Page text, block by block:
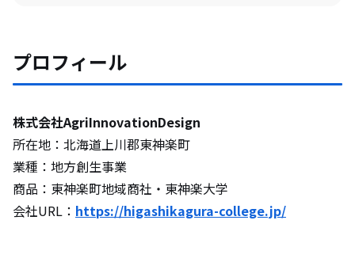
ことを教えて下さい。
て教えてください。
地域の魅力について教えて下さい。
プロフィール
株式会社AgriInnovationDesign
所在地：北海道上川郡東神楽町
業種：地方創生事業
商品：東神楽町地域商社・東神楽大学
会社URL： https://higashikagura-college.jp/